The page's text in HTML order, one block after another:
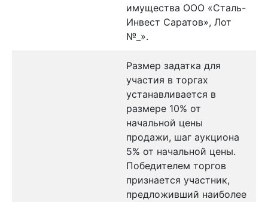
имущества ООО «Сталь-
Инвест Саратов», Лот
№_».
Размер задатка для
участия в торгах
устанавливается в
размере 10% от
начальной цены
продажи, шаг аукциона
5% от начальной цены.
Победителем торгов
признается участник,
предложивший наиболее